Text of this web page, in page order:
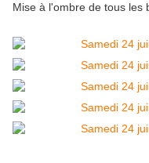
Mise à l'ombre de tous les